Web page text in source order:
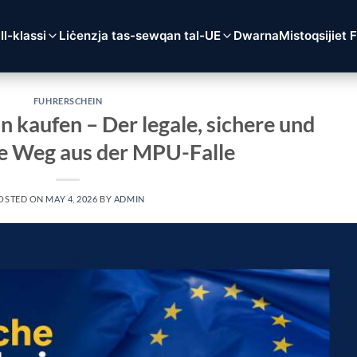
Il-klassi Liċenzja tas-sewqan tal-UE DwarnaMistoqsijiet
FUHRERSCHEIN
kaufen – Der legale, sichere und
Weg aus der MPU-Falle
ON MAY 4, 2026 BY ADMIN